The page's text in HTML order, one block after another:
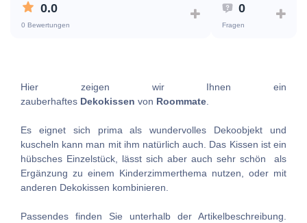
0.0
0 Bewertungen
0
Fragen
Hier zeigen wir Ihnen ein
zauberhaftes Dekokissen von Roommate.
Es eignet sich prima als wundervolles Dekoobjekt und
kuscheln kann man mit ihm natürlich auch. Das Kissen ist ein
hübsches Einzelstück, lässt sich aber auch sehr schön als
Ergänzung zu einem Kinderzimmerthema nutzen, oder mit
anderen Dekokissen kombinieren.
Passendes finden Sie unterhalb der Artikelbeschreibung.